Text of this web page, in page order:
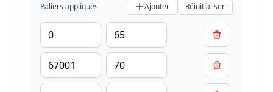
Paliers appliqués Ajouter Réinitialiser